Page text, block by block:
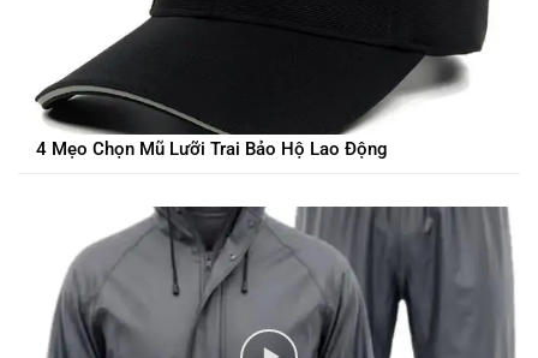
4 Mẹo Chọn Mũ Lưỡi Trai Bảo Hộ Lao Động